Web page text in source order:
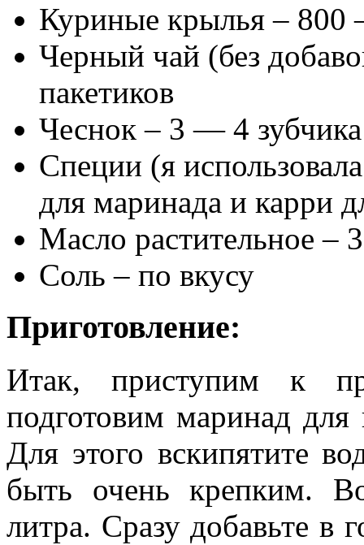
Куриные крылья – 800
Черный чай (без
пакетиков
Чеснок – 3 — 4 зубчика
Специи (я
для маринада и карри
Масло растительное –
Соль – по вкусу
Приготовление:
Итак, приступим к
подготовим маринад
Для этого вскипятите
быть очень крепким.
литра. Сразу добавьте в